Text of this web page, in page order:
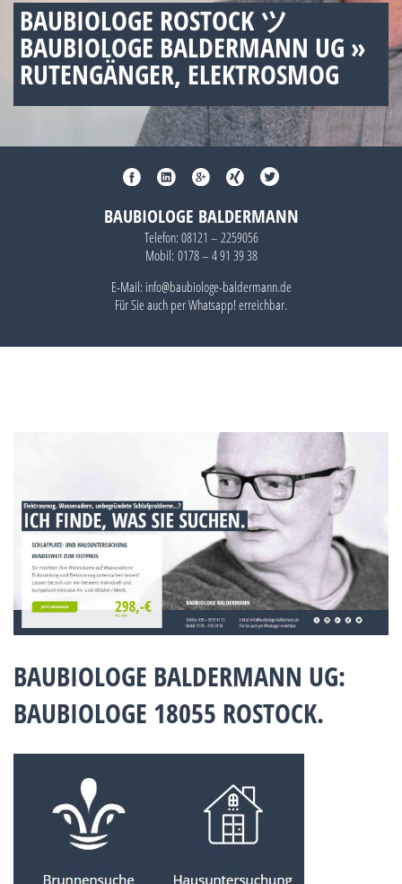
BAUBIOLOGE ROSTOCK ツ
BAUBIOLOGE BALDERMANN UG »
RUTENGÄNGER, ELEKTROSMOG
BAUBIOLOGE BALDERMANN
Telefon: 08121 – 2259056
Mobil: 0178 – 4 91 39 38
E-Mail: info@baubiologe-baldermann.de
Für Sie auch perWhatsapp!erreichbar.
BAUBIOLOGE BALDERMANN UG:
BAUBIOLOGE 18055 ROSTOCK.